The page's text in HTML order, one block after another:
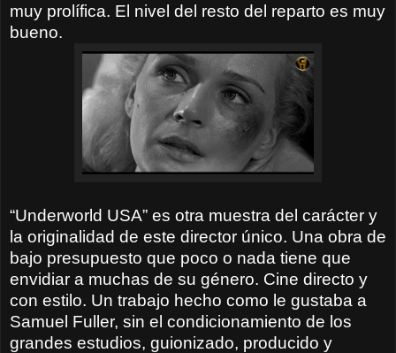
muy prolífica. El nivel del resto del reparto es muy
bueno.
“Underworld USA” es otra muestra del carácter y
la originalidad de este director único. Una obra de
bajo presupuesto que poco o nada tiene que
envidiar a muchas de su género. Cine directo y
con estilo. Un trabajo hecho como le gustaba a
Samuel Fuller, sin el condicionamiento de los
grandes estudios, guionizado, producido y